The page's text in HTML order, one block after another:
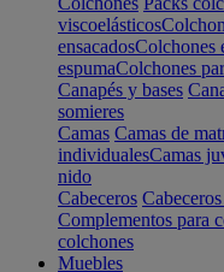
viscoelásticos
ensacadosColchones
espumaColchones
Canapés y bases
somieres
Camas Camas de
individualesCamas
nido
Cabeceros
Complementos para
colchones
Muebles